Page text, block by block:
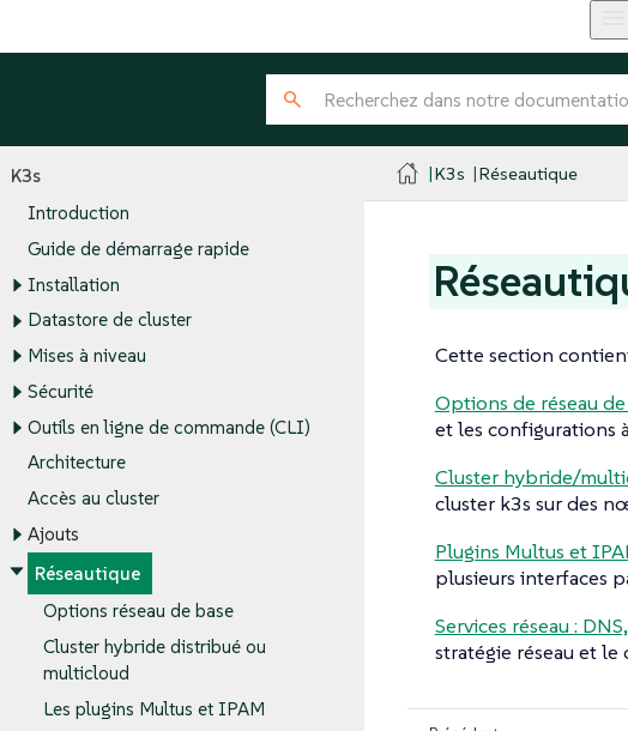
K3s
Introduction
Guide de démarrage rapide
Installation
Datastore de cluster
Mises à niveau
Sécurité
Outils en ligne de commande (CLI)
Architecture
Accès au cluster
Ajouts
Réseautique
Options réseau de base
Cluster hybride distribué ou
multicloud
Les plugins Multus et IPAM
K3s Réseautique
Cette section
Options de réseau
et les configurations
Cluster hybride/
cluster k3s sur des
Plugins Multus et
plusieurs interfaces
Services réseau :
stratégie réseau et